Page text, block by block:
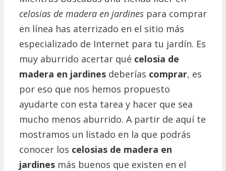
celosias de madera en jardines para comprar
en línea has aterrizado en el sitio más
especializado de Internet para tu jardín. Es
muy aburrido acertar qué celosia de
madera en jardines deberías comprar, es
por eso que nos hemos propuesto
ayudarte con esta tarea y hacer que sea
mucho menos aburrido. A partir de aquí te
mostramos un listado en la que podrás
conocer los celosias de madera en
jardines más buenos que existen en el